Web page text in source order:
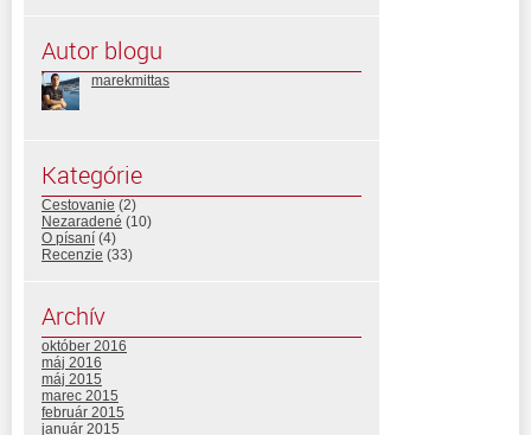
Autor blogu
marekmittas
Kategórie
Cestovanie (2)
Nezaradené (10)
O písaní (4)
Recenzie (33)
Archív
október 2016
máj 2016
máj 2015
marec 2015
február 2015
január 2015